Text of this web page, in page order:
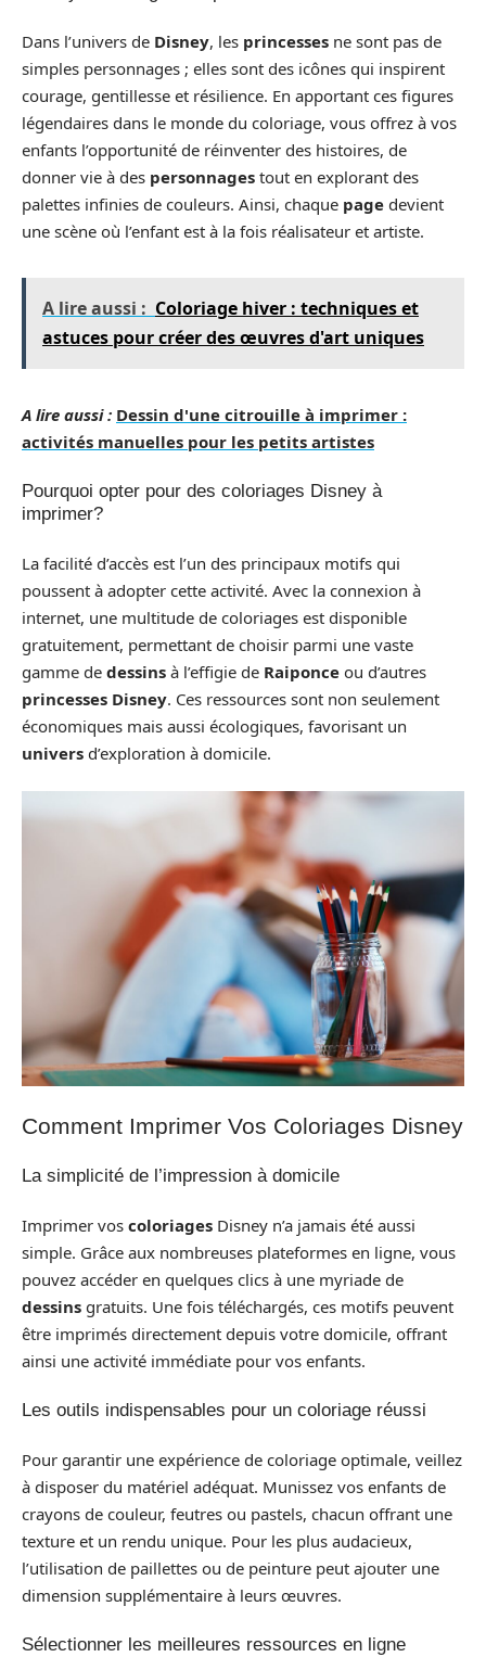
Dans l’univers de Disney, les princesses ne sont pas de
simples personnages ; elles sont des icônes qui inspirent
courage, gentillesse et résilience. En apportant ces figures
légendaires dans le monde du coloriage, vous offrez à vos
enfants l’opportunité de réinventer des histoires, de
donner vie à des personnages tout en explorant des
palettes infinies de couleurs. Ainsi, chaque page devient
une scène où l’enfant est à la fois réalisateur et artiste.
A lire aussi : Coloriage hiver : techniques et
astuces pour créer des œuvres d'art uniques
A lire aussi : Dessin d'une citrouille à imprimer :
activités manuelles pour les petits artistes
Pourquoi opter pour des coloriages Disney à
imprimer?
La facilité d’accès est l’un des principaux motifs qui
poussent à adopter cette activité. Avec la connexion à
internet, une multitude de coloriages est disponible
gratuitement, permettant de choisir parmi une vaste
gamme de dessins à l’effigie de Raiponce ou d’autres
princesses Disney. Ces ressources sont non seulement
économiques mais aussi écologiques, favorisant un
univers d’exploration à domicile.
Comment Imprimer Vos Coloriages Disney
La simplicité de l’impression à domicile
Imprimer vos coloriages Disney n’a jamais été aussi
simple. Grâce aux nombreuses plateformes en ligne, vous
pouvez accéder en quelques clics à une myriade de
dessins gratuits. Une fois téléchargés, ces motifs peuvent
être imprimés directement depuis votre domicile, offrant
ainsi une activité immédiate pour vos enfants.
Les outils indispensables pour un coloriage réussi
Pour garantir une expérience de coloriage optimale, veillez
à disposer du matériel adéquat. Munissez vos enfants de
crayons de couleur, feutres ou pastels, chacun offrant une
texture et un rendu unique. Pour les plus audacieux,
l’utilisation de paillettes ou de peinture peut ajouter une
dimension supplémentaire à leurs œuvres.
Sélectionner les meilleures ressources en ligne